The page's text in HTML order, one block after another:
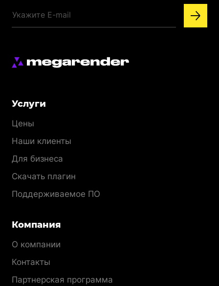
Меню
Услуги
Цены
Наши клиенты
Для бизнеса
Скачать плагин
Поддерживаемое ПО
Компания
О компании
Контакты
Партнерская программа